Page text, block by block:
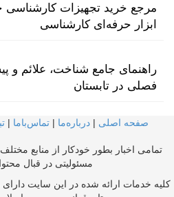
مرجع خرید تجهیزات کارشناسی
ابزار حرفه‌ای کارشناسی
راهنمای جامع شناخت، علائم و
فصلی در تابستان
صفحه اصلی | درباره‌ما | تماس‌با‌ما |
تمامی اخبار بطور خودکار از منابع
مسئولیتی در قبال
کلیه خدمات ارائه شده در این سایت